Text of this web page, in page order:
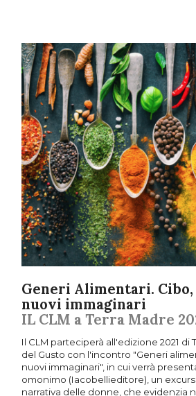
Generi Alimentari. Cibo,
nuovi immaginari
IL CLM a Terra Madre
Il CLM parteciperà all'edizione 2021 di
del Gusto con l'incontro "Generi
nuovi immaginari", in cui verrà
omonimo (Iacobellieditore), un
narrativa delle donne, che evidenzia